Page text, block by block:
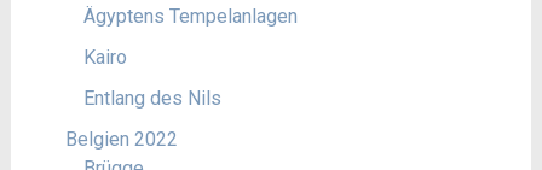
Ägyptens Tempelanlagen
Kairo
Entlang des Nils
Belgien 2022